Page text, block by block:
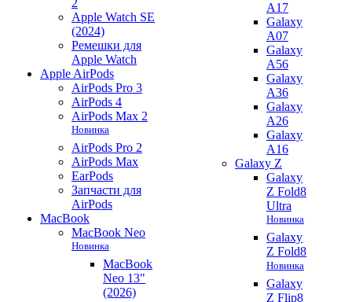
Apple Watch SE
(2024)
Ремешки для
Apple Watch
Apple AirPods
AirPods Pro 3
AirPods 4
AirPods Max 2
Новинка
AirPods Pro 2
AirPods Max
EarPods
Запчасти для
AirPods
MacBook
MacBook Neo
Новинка
MacBook
Neo 13"
(2026)
A17
Galaxy
A07
Galaxy
A56
Galaxy
A36
Galaxy
A26
Galaxy
A16
Galaxy Z
Galaxy
Z Fold8
Ultra
Новинка
Galaxy
Z Fold8
Новинка
Galaxy
Z Flip8